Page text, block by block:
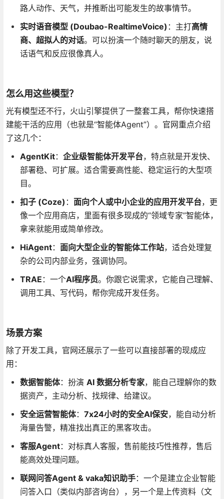
路人动作、天气，并推断出可能发生的故事情节。
实时语音模型 (Doubao-RealtimeVoice) ：主打高情
商、超拟人的对话。可以扮演一个随时聊天的朋友，说
话语气和反应很像真人。
怎么用这些模型？
光有模型还不行，火山引擎提供了一整套工具，帮你快速搭
建能干活的应用（也就是“智能体Agent”）。官网重点介绍
了这几个：
AgentKit： 企业级智能体开发平台，特点就是开发快、
部署稳、可扩展。适合需要高性能、稳定运行的大型项
目。
扣子 (Coze) ： 面向个人或中小企业的应用开发平台，更
像一个应用商店，里面有很多现成的“领域专家”智能体，
拿来就能用或简单修改。
HiAgent： 面向大型企业的智能体工作站，适合处理复
杂的公司内部业务，强调协同。
TRAE ：一个AI程序员。你跟它说需求，它能自己理解、
调用工具、写代码，帮你完成开发任务。
场景方案
除了开发工具，官网还展示了一些可以直接部署的现成应
用：
数据智能体：扮演 AI 数据分析专家，能自己理解你的数
据资产，主动分析、找规律、给建议。
安全运营智能体： 7x24小时的安全AI保安，能自动分析
海量告警，精准找出真正的黑客攻击。
客服Agent：对标真人客服，售前能技巧性推荐，售后
能高效处理问题。
联网问答Agent & vaka知识助手：一个是建立企业智能
问答入口（类似内部咨询台），另一个是上传资料（文